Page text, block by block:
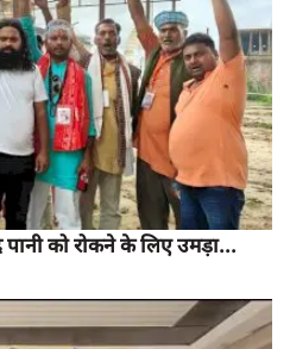
पानी को रोकने के लिए उमड़ा...